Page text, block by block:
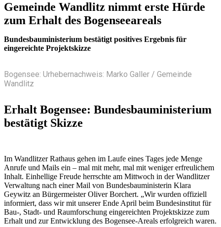
Gemeinde Wandlitz nimmt erste Hürde
zum Erhalt des Bogenseeareals
Bundesbauministerium bestätigt positives Ergebnis für
eingereichte Projektskizze
Bogensee: Urhebernachweis: Marko Galler / Gemeinde
Wandlitz
Erhalt Bogensee: Bundesbauministerium
bestätigt Skizze
Im Wandlitzer Rathaus gehen im Laufe eines Tages jede Menge
Anrufe und Mails ein – mal mit mehr, mal mit weniger erfreulichem
Inhalt. Einhellige Freude herrschte am Mittwoch in der Wandlitzer
Verwaltung nach einer Mail von Bundesbauministerin Klara
Geywitz an Bürgermeister Oliver Borchert. „Wir wurden offiziell
informiert, dass wir mit unserer Ende April beim Bundesinstitut für
Bau-, Stadt- und Raumforschung eingereichten Projektskizze zum
Erhalt und zur Entwicklung des Bogensee-Areals erfolgreich waren.